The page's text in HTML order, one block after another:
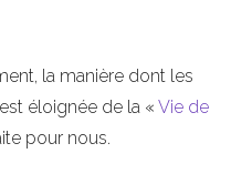
la manière dont les
éloignée de la « Vie de
pour nous.